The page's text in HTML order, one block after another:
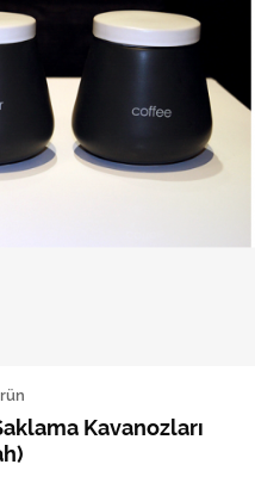
Kavanozları